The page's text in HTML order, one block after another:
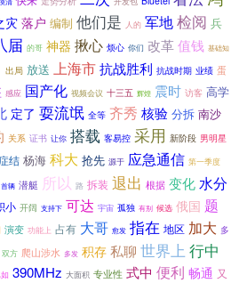
灾 落户 编制 他们是 人的 军地检阅 兵
届 的哥 神器 揪心 烦心 你们 改革值钱 基础知
出局 放送 上海市抗战胜利 抗战时期 业绩 蛋
感应 国产化 视频会议 十三五 辉煌 震时 访客 高学
定了 耍流氓 全等 齐秀 核验 分拆 南沙
关系 证书 让你 搭载 客易控 采用 新阶段 男明星
结 杨海 科大 抢先 源于 应急通信 第一季度
首辆 潜艇 所以 路 拆装 退出 根据 变化水分
小 开阔 支持下 可达 宇宙 孤独 有别 候选 俄国 题
演变 功能上 占有 大哥 愈发 指在 地区 加大 多
双方 爬山涉水 多发 积存 私聊 世界上 行中
390MHz 大面积 专业性 式中 便利 畅通 又